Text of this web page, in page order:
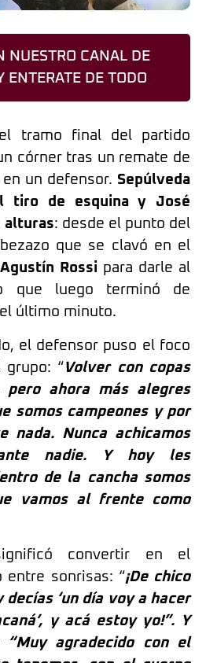
NUESTRO CANAL DE
ENTERATE DE TODO
tramo final del partido
córner tras un remate de
un defensor. Sepúlveda
tiro de esquina y José
alturas: desde el punto del
que se clavó en el
Agustín Rossi para darle al
luego terminó de
último minuto.
el defensor puso el foco
grupo: “Volver con copas
pero ahora más alegres
somos campeones y por
nada. Nunca achicamos
nadie. Y hoy les
de la cancha somos
vamos al frente como
convertir en el
entre sonrisas: “¡De chico
‘un día voy a hacer
y acá estoy yo!”. Y
“Muy agradecido con el